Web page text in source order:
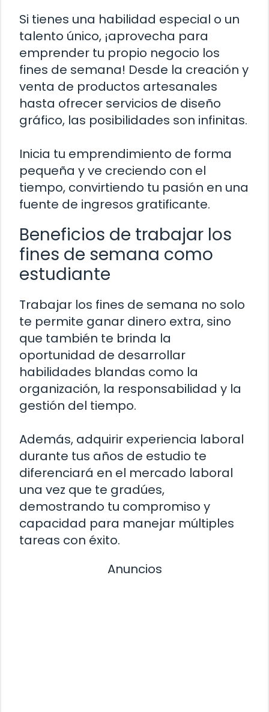
Si tienes una habilidad especial o un
talento único, ¡aprovecha para
emprender tu propio negocio los
fines de semana! Desde la creación y
venta de productos artesanales
hasta ofrecer servicios de diseño
gráfico, las posibilidades son infinitas.
Inicia tu emprendimiento de forma
pequeña y ve creciendo con el
tiempo, convirtiendo tu pasión en una
fuente de ingresos gratificante.
Beneficios de trabajar los
fines de semana como
estudiante
Trabajar los fines de semana no solo
te permite ganar dinero extra, sino
que también te brinda la
oportunidad de desarrollar
habilidades blandas como la
organización, la responsabilidad y la
gestión del tiempo.
Además, adquirir experiencia laboral
durante tus años de estudio te
diferenciará en el mercado laboral
una vez que te gradúes,
demostrando tu compromiso y
capacidad para manejar múltiples
tareas con éxito.
Anuncios